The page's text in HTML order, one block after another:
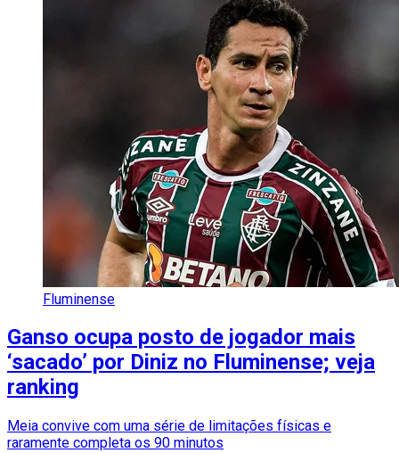
Fluminense
Ganso ocupa posto de jogador mais
‘sacado’ por Diniz no Fluminense; veja
ranking
Meia convive com uma série de limitações físicas e
raramente completa os 90 minutos